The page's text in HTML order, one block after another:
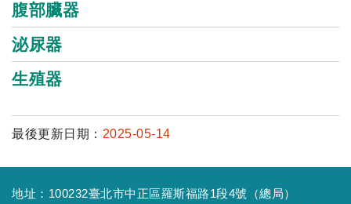
腹部臟器
泌尿器
生殖器
最後更新日期： 2025-05-14
地址：100232臺北市中正區羅斯福路1段4號（總局）